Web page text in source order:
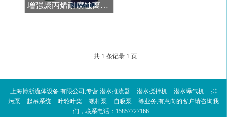
增强聚丙烯耐腐蚀离心泵
共 1 条记录 1 页
上海博浙流体设备 有限公司,专营 潜水推流器 潜水搅拌机 潜水曝气机
排
污泵
起吊系统 叶轮叶桨 螺杆泵 自吸泵
等业务,有意向的客户请咨询我
们，联系电话： 15857727166